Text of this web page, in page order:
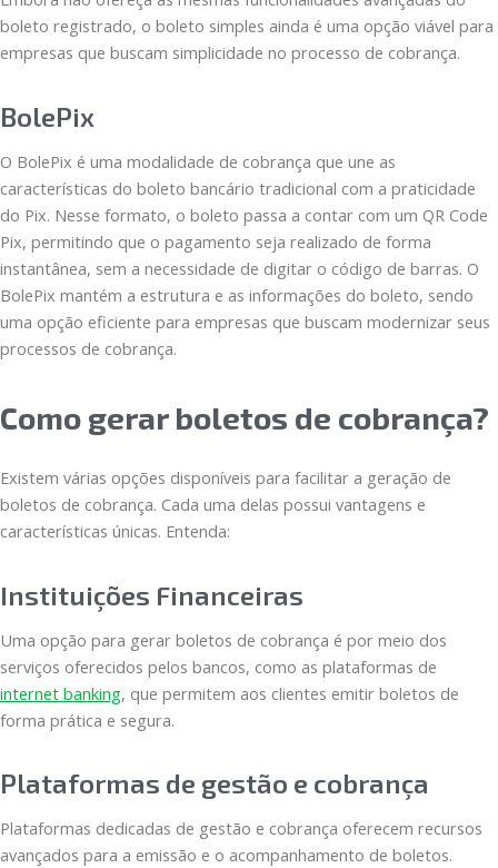
boleto registrado, o boleto simples ainda é uma opção viável para
empresas que buscam simplicidade no processo de cobrança.
BolePix
O BolePix é uma modalidade de cobrança que une as
características do boleto bancário tradicional com a praticidade
do Pix. Nesse formato, o boleto passa a contar com um QR Code
Pix, permitindo que o pagamento seja realizado de forma
instantânea, sem a necessidade de digitar o código de barras. O
BolePix mantém a estrutura e as informações do boleto, sendo
uma opção eficiente para empresas que buscam modernizar seus
processos de cobrança.
Como gerar boletos de cobrança?
Existem várias opções disponíveis para facilitar a geração de
boletos de cobrança. Cada uma delas possui vantagens e
características únicas. Entenda:
Instituições Financeiras
Uma opção para gerar boletos de cobrança é por meio dos
serviços oferecidos pelos bancos, como as plataformas de
internet banking, que permitem aos clientes emitir boletos de
forma prática e segura.
Plataformas de gestão e cobrança
Plataformas dedicadas de gestão e cobrança oferecem recursos
avançados para a emissão e o acompanhamento de boletos.